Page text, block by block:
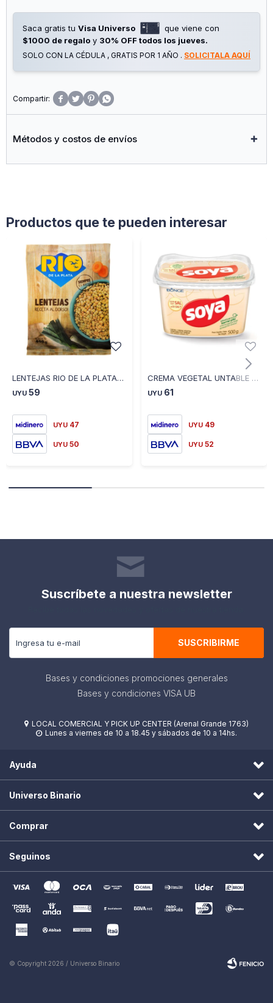
Saca gratis tu Visa Universo
que viene con
$1000 de regalo y 30% OFF todos los jueves.
SOLO CON LA CÉDULA , GRATIS POR 1 AÑO . SOLICITALA AQUÍ
   
Métodos y costos de envíos
Productos que te pueden interesar
LENTEJAS RIO DE LA PLATA 400 GR
UYU 59
UYU 47
UYU 50
CREMA VEGETAL UNTABLE C/SAL SOYA 608 500 GR
UYU 61
UYU 49
UYU 52
Suscríbete a nuestra newsletter
SUSCRIBIRME
Bases y condiciones promociones generales
Bases y condiciones VISA UB
 LOCAL COMERCIAL Y PICK UP CENTER (Arenal Grande 1763)
 Lunes a viernes de 10 a 18.45 y sábados de 10 a 14hs.
Ayuda
Universo Binario
Comprar
Seguinos
© Copyright 2026 / Universo Binario